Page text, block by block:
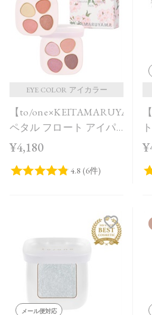
EYE COLOR アイカラー
【to/one×KEITAMARUYAMA
ペタル フロート アイパ
レット［EX09,EX10］＜
¥4,180
メール便対応